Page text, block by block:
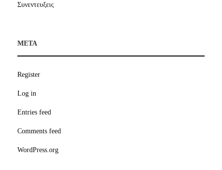
Συνεντευξεις
META
Register
Log in
Entries feed
Comments feed
WordPress.org